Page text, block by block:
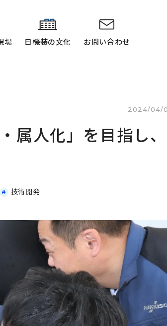
場 日機装の文化 お問い合わせ
2024/04/
属人化」を目指し、
技術開発